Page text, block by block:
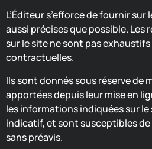
L’Éditeur s’efforce de fournir
aussi précises que possible.
sur le site ne sont pas
contractuelles.
Ils sont donnés sous réserve de
apportées depuis leur mise en
les informations indiquées sur
indicatif, et sont susceptibles de
sans préavis.